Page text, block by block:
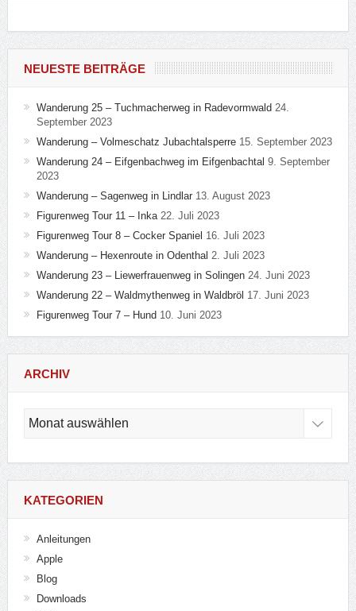
NEUESTE BEITRÄGE
Wanderung 25 – Tuchmacherweg in Radevormwald 24.
September 2023
Wanderung – Volmeschatz Jubachtalsperre 15. September 2023
Wanderung 24 – Eifgenbachweg im Eifgenbachtal 9. September
2023
Wanderung – Sagenweg in Lindlar 13. August 2023
Figurenweg Tour 11 – Inka 22. Juli 2023
Figurenweg Tour 8 – Cocker Spaniel 16. Juli 2023
Wanderung – Hexenroute in Odenthal 2. Juli 2023
Wanderung 23 – Liewerfrauenweg in Solingen 24. Juni 2023
Wanderung 22 – Waldmythenweg in Waldbröl 17. Juni 2023
Figurenweg Tour 7 – Hund 10. Juni 2023
ARCHIV
KATEGORIEN
Anleitungen
Apple
Blog
Downloads